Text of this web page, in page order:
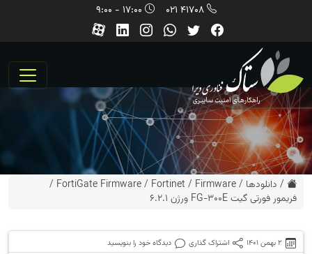
41708 021
/ دانلودها /
Firmware
/
Fortinet
/
FortiGate Firmware
/
فریمور فورتی گیت FG-300E ورژن 6.2.1
2 بهمن 1401 اشتراک گذاری دیدگاه خود را بنویسید